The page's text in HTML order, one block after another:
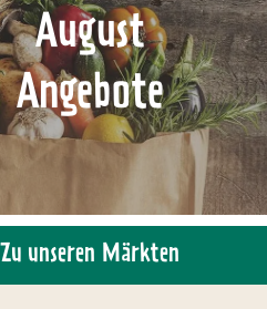
August
Angebote
Zu unseren Märkten